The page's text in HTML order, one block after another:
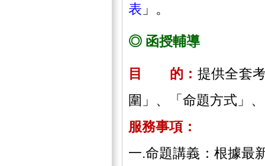
表 」。
◎ 函授輔導
目 的： 提供全套
圍」、「命題方式」
服務事項：
一.命題講義：根據最